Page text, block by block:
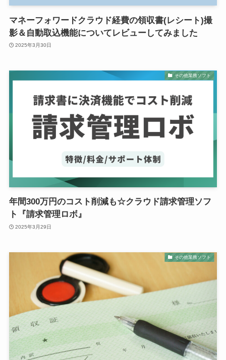
マネーフォワードクラウド経費の領収書(レシート)撮
影＆自動取込機能についてレビューしてみました
2025年3月30日
その他業務ソフト
年間300万円のコスト削減も☆クラウド請求管理ソフ
ト『請求管理ロボ』
2025年3月29日
その他業務ソフト